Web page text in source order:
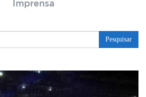
Imprensa
Pesquisar